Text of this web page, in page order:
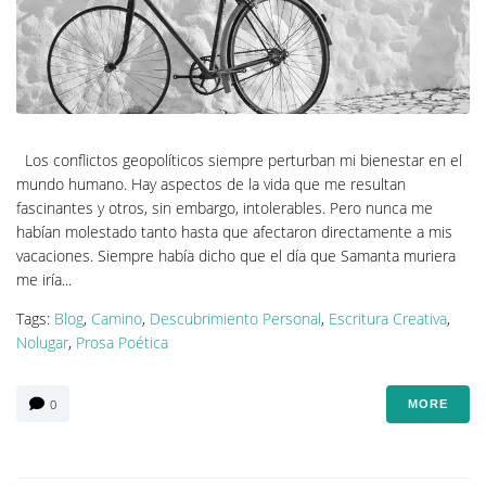
Los conflictos geopolíticos siempre perturban mi bienestar en el
mundo humano. Hay aspectos de la vida que me resultan
fascinantes y otros, sin embargo, intolerables. Pero nunca me
habían molestado tanto hasta que afectaron directamente a mis
vacaciones. Siempre había dicho que el día que Samanta muriera
me iría...
Tags: Blog, Camino, Descubrimiento Personal, Escritura Creativa,
Nolugar, Prosa Poética
0 MORE